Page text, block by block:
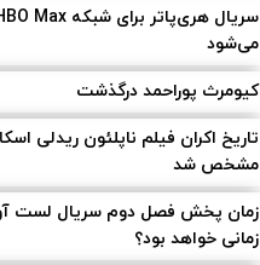
می‌شود
کیومرث پوراحمد درگذشت
تاریخ اکران فیلم ناپلئون ریدلی
مشخص شد
زمان پخش فصل دوم سریال لست
زمانی خواهد بود؟